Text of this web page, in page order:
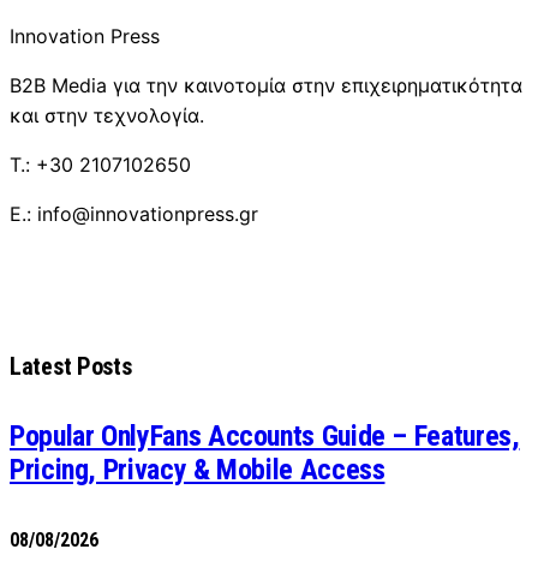
Innovation Press
B2B Media για την καινοτομία στην επιχειρηματικότητα
και στην τεχνολογία.
T.: +30 2107102650
E.: info@innovationpress.gr
Latest Posts
Popular OnlyFans Accounts Guide – Features,
Pricing, Privacy & Mobile Access
08/08/2026